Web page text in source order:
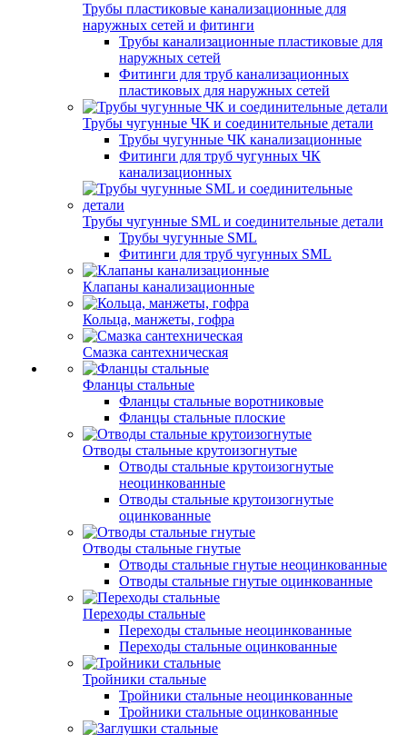
Трубы пластиковые канализационные для
наружных сетей и фитинги
Трубы канализационные пластиковые для
наружных сетей
Фитинги для труб канализационных
пластиковых для наружных сетей
Трубы чугунные ЧК и соединительные детали
Трубы чугунные ЧК канализационные
Фитинги для труб чугунных ЧК
канализационных
Трубы чугунные SML и соединительные детали
Трубы чугунные SML
Фитинги для труб чугунных SML
Клапаны канализационные
Кольца, манжеты, гофра
Смазка сантехническая
Фланцы стальные
Фланцы стальные воротниковые
Фланцы стальные плоские
Отводы стальные крутоизогнутые
Отводы стальные крутоизогнутые
неоцинкованные
Отводы стальные крутоизогнутые
оцинкованные
Отводы стальные гнутые
Отводы стальные гнутые неоцинкованные
Отводы стальные гнутые оцинкованные
Переходы стальные
Переходы стальные неоцинкованные
Переходы стальные оцинкованные
Тройники стальные
Тройники стальные неоцинкованные
Тройники стальные оцинкованные